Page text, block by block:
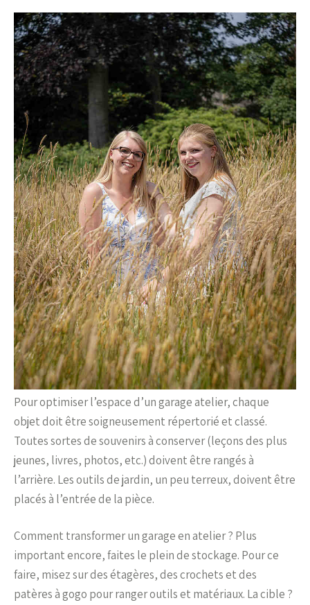
Pour optimiser l’espace d’un garage atelier, chaque
objet doit être soigneusement répertorié et classé.
Toutes sortes de souvenirs à conserver (leçons des plus
jeunes, livres, photos, etc.) doivent être rangés à
l’arrière. Les outils de jardin, un peu terreux, doivent être
placés à l’entrée de la pièce.
Comment transformer un garage en atelier ? Plus
important encore, faites le plein de stockage. Pour ce
faire, misez sur des étagères, des crochets et des
patères à gogo pour ranger outils et matériaux. La cible ?